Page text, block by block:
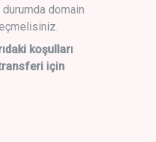
domain
koşulları
için